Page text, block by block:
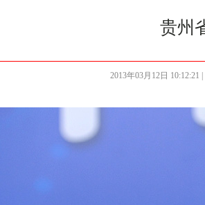
贵州
2013年03月12日 10:12:21